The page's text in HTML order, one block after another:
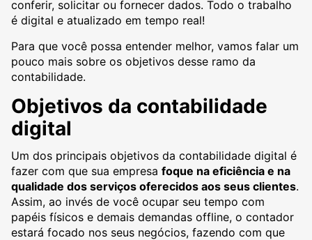
conferir, solicitar ou fornecer dados. Todo o trabalho
é digital e atualizado em tempo real!
Para que você possa entender melhor, vamos falar um
pouco mais sobre os objetivos desse ramo da
contabilidade.
Objetivos da contabilidade
digital
Um dos principais objetivos da contabilidade digital é
fazer com que sua empresa foque na eficiência e na
qualidade dos serviços oferecidos aos seus clientes.
Assim, ao invés de você ocupar seu tempo com
papéis físicos e demais demandas offline, o contador
estará focado nos seus negócios, fazendo com que